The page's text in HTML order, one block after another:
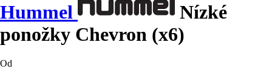
Hummel
Nízké
ponožky Chevron (x6)
Od